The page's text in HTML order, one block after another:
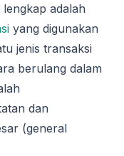
lengkap adalah
yang digunakan
jenis transaksi
berulang dalam
dan
(general